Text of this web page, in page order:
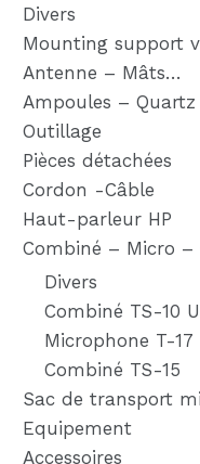
Divers
Mounting support
Antenne – Mâts…
Ampoules – Quartz
Outillage
Pièces détachées
Cordon -Câble
Haut-parleur HP
Combiné – Micro –
Divers
Combiné TS-10
Microphone T-17
Combiné TS-15
Sac de transport
Equipement
Accessoires